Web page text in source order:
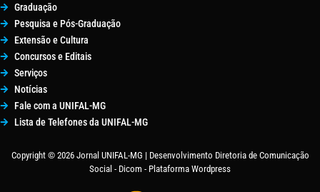
Graduação
Pesquisa e Pós-Graduação
Extensão e Cultura
Concursos e Editais
Serviços
Notícias
Fale com a UNIFAL-MG
Lista de Telefones da UNIFAL-MG
Copyright © 2026 Jornal UNIFAL-MG | Desenvolvimento Diretoria de Comunicação
Social - Dicom - Plataforma Wordpress